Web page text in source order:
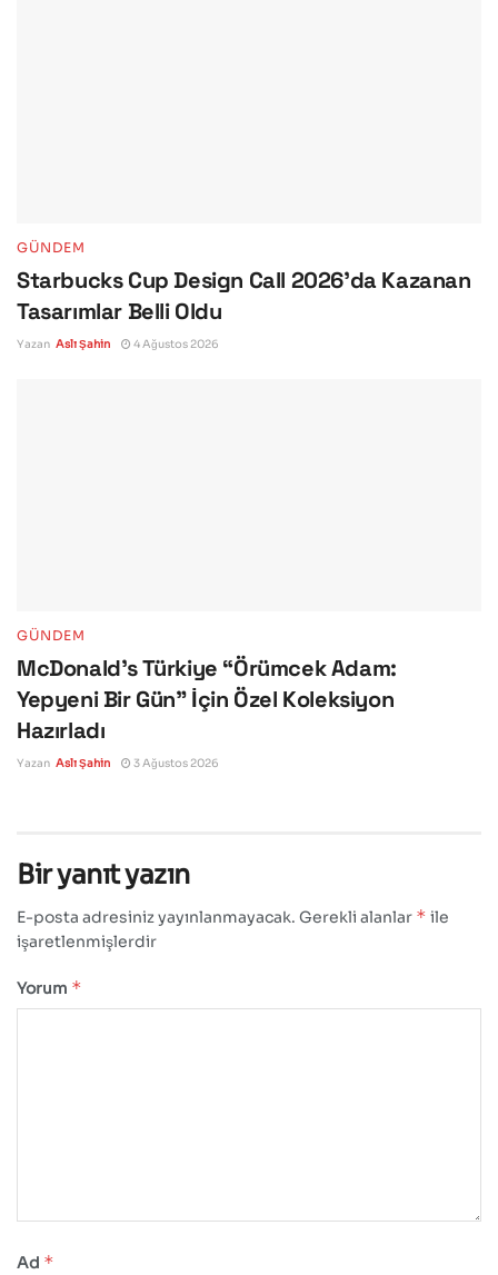
GÜNDEM
Starbucks Cup Design Call 2026’da Kazanan
Tasarımlar Belli Oldu
Yazan Aslı Şahin 4 Ağustos 2026
GÜNDEM
McDonald’s Türkiye “Örümcek Adam:
Yepyeni Bir Gün” İçin Özel Koleksiyon
Hazırladı
Yazan Aslı Şahin 3 Ağustos 2026
Bir yanıt yazın
E-posta adresiniz yayınlanmayacak. Gerekli alanlar * ile
işaretlenmişlerdir
Yorum *
Ad *